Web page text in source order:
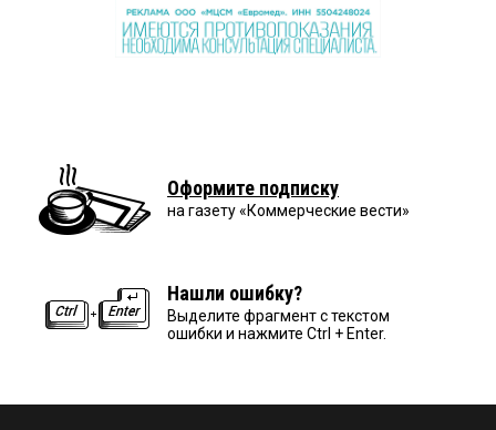
Оформите подписку
на газету «Коммерческие вести»
Нашли ошибку?
Выделите фрагмент с текстом
ошибки и нажмите Ctrl + Enter.